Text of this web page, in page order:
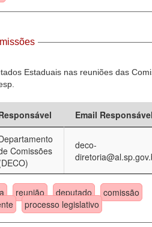
Estaduais nas reuniões das
Email
Comissões
deco-
reunião deputado
comissão
processo legislativo